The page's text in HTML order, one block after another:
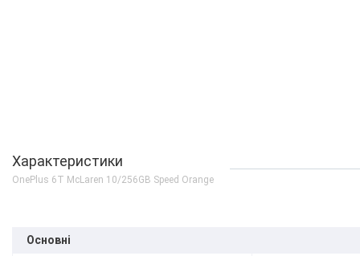
Характеристики
OnePlus 6T McLaren 10/256GB Speed Orange
Основні